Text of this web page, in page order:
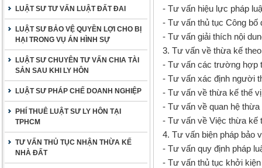
LUẬT SƯ TƯ VẤN LUẬT ĐẤT ĐAI
LUẬT SƯ BẢO VỆ QUYỀN LỢI CHO BỊ
HẠI TRONG VỤ ÁN HÌNH SỰ
LUẬT SƯ CHUYÊN TƯ VẤN CHIA TÀI
SẢN SAU KHI LY HÔN
LUẬT SƯ PHÁP CHẾ DOANH NGHIỆP
PHÍ THUÊ LUẬT SƯ LY HÔN TẠI
TPHCM
TƯ VẤN THỦ TỤC NHẬN THỪA KẾ
NHÀ ĐẤT
- Tư vấn hiệu lực pháp
- Tư vấn thủ tục Công bố
- Tư vấn giải thích nội
3. Tư vấn về thừa kế
- Tư vấn các trường hợp
- Tư vấn xác định người
- Tư vấn về thừa kế thế
- Tư vấn về quan hệ
- Tư vấn về Việc thừa kế
4. Tư vấn biện pháp bảo
- Tư vấn quy định pháp
- Tư vấn thủ tục khởi